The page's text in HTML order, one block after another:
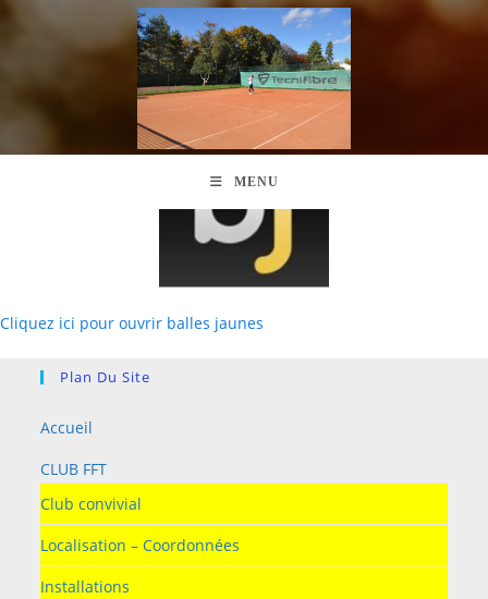
MENU
Cliquez ici pour ouvrir balles jaunes
Plan Du Site
Accueil
CLUB FFT
Club convivial
Localisation – Coordonnées
Installations